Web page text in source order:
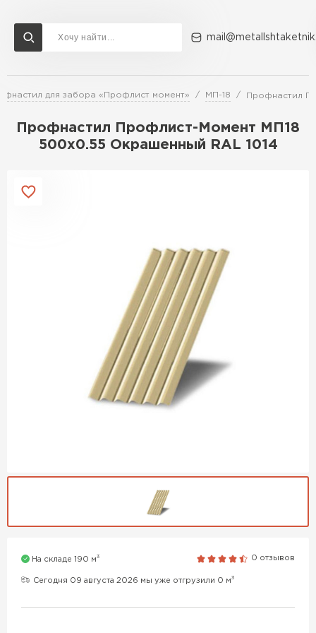
для забора «Профлист момент» МП-18 Профнастил
Профнастил Профлист-Момент МП18
500х0.55 Окрашенный RAL 1014
На складе 190 м3 0 отзывов
Сегодня 09 августа 2026 мы уже отгрузили 0 м3
Доставка и оплата Акции О компании Контакты
Перейти в каталог